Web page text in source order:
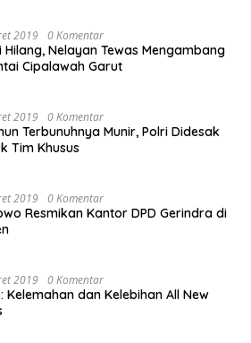
2019 0 Komentar
Hilang, Nelayan Tewas Mengambang
Cipalawah Garut
2019 0 Komentar
Terbunuhnya Munir, Polri Didesak
Tim Khusus
2019 0 Komentar
Resmikan Kantor DPD Gerindra di
2019 0 Komentar
Kelemahan dan Kelebihan All New